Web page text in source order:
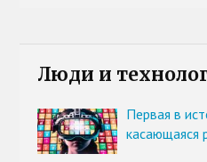
Люди и
Первая в
касающаяся